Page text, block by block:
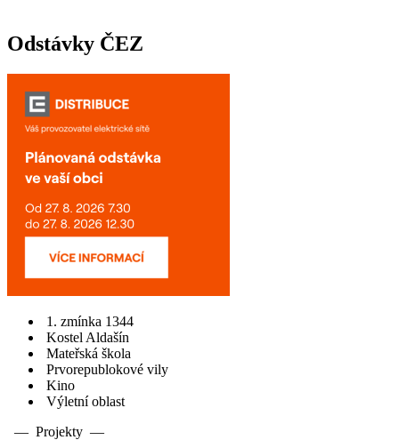
Odstávky ČEZ
1. zmínka 1344
Kostel Aldašín
Mateřská škola
Prvorepublokové vily
Kino
Výletní oblast
— Projekty —